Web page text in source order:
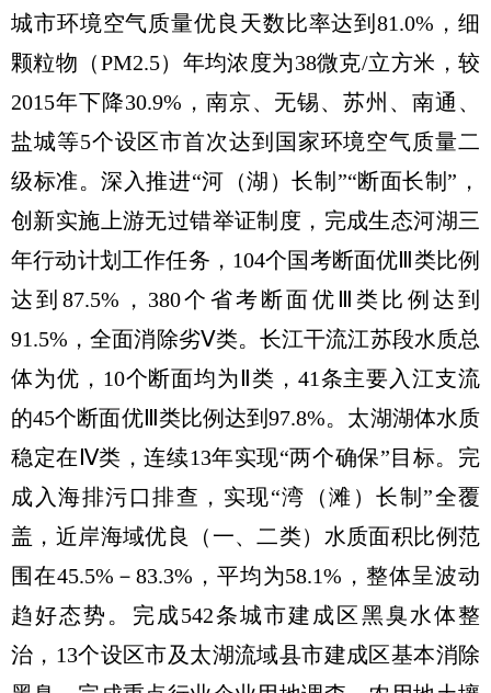
城市环境空气质量优良天数比率达到81.0%，细
颗粒物（PM2.5）年均浓度为38微克/立方米，较
2015年下降30.9%，南京、无锡、苏州、南通、
盐城等5个设区市首次达到国家环境空气质量二
级标准。深入推进“河（湖）长制”“断面长制”，
创新实施上游无过错举证制度，完成生态河湖三
年行动计划工作任务，104个国考断面优Ⅲ类比例
达到87.5%，380个省考断面优Ⅲ类比例达到
91.5%，全面消除劣Ⅴ类。长江干流江苏段水质总
体为优，10个断面均为Ⅱ类，41条主要入江支流
的45个断面优Ⅲ类比例达到97.8%。太湖湖体水质
稳定在Ⅳ类，连续13年实现“两个确保”目标。完
成入海排污口排查，实现“湾（滩）长制”全覆
盖，近岸海域优良（一、二类）水质面积比例范
围在45.5%－83.3%，平均为58.1%，整体呈波动
趋好态势。完成542条城市建成区黑臭水体整
治，13个设区市及太湖流域县市建成区基本消除